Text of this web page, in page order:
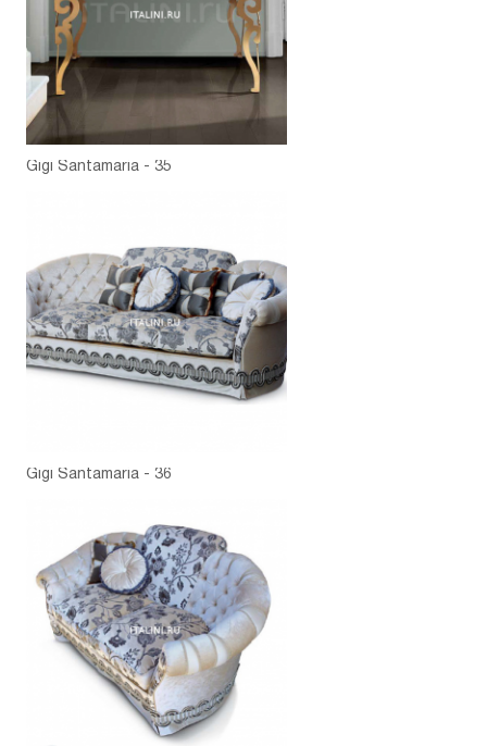
Gigi Santamaria - 35
Gigi Santamaria - 36